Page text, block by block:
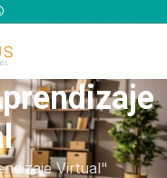
Virtual"